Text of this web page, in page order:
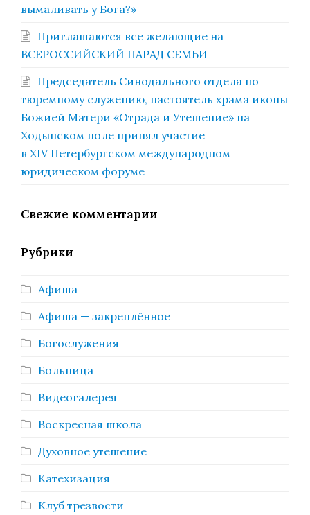
вымаливать у Бога?»
Приглашаются все желающие на
ВСЕРОССИЙСКИЙ ПАРАД СЕМЬИ
Председатель Синодального отдела по
тюремному служению, настоятель храма иконы
Божией Матери «Отрада и Утешение» на
Ходынском поле принял участие
в XIV Петербургском международном
юридическом форуме
Свежие комментарии
Рубрики
Афиша
Афиша — закреплённое
Богослужения
Больница
Видеогалерея
Воскресная школа
Духовное утешение
Катехизация
Клуб трезвости